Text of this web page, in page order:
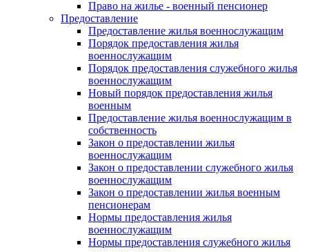
Право на жилье - военный пенсионер
Предоставление
Предоставление жилья военнослужащим
Порядок предоставления жилья
военнослужащим
Порядок предоставления служебного жилья
военнослужащим
Новый порядок предоставления жилья
военным
Предоставление жилья военнослужащим в
собственность
Закон о предоставлении жилья
военнослужащим
Закон о предоставлении служебного жилья
военнослужащим
Закон о предоставлении жилья военным
пенсионерам
Нормы предоставления жилья
военнослужащим
Нормы предоставления служебного жилья